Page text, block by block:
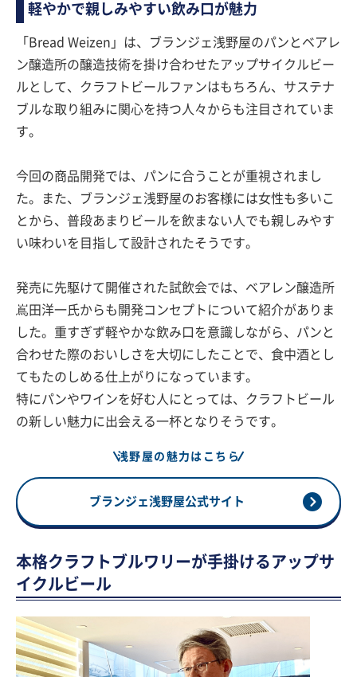
軽やかで親しみやすい飲み口が魅力
「Bread Weizen」は、ブランジェ浅野屋のパンとベアレ
ン醸造所の醸造技術を掛け合わせたアップサイクルビー
ルとして、クラフトビールファンはもちろん、サステナ
ブルな取り組みに関心を持つ人々からも注目されていま
す。
今回の商品開発では、パンに合うことが重視されまし
た。また、ブランジェ浅野屋のお客様には女性も多いこ
とから、普段あまりビールを飲まない人でも親しみやす
い味わいを目指して設計されたそうです。
発売に先駆けて開催された試飲会では、ベアレン醸造所
嶌田洋一氏からも開発コンセプトについて紹介がありま
した。重すぎず軽やかな飲み口を意識しながら、パンと
合わせた際のおいしさを大切にしたことで、食中酒とし
てもたのしめる仕上がりになっています。
特にパンやワインを好む人にとっては、クラフトビール
の新しい魅力に出会える一杯となりそうです。
浅野屋の魅力はこちら
ブランジェ浅野屋公式サイト
本格クラフトブルワリーが手掛けるアップサ
イクルビール